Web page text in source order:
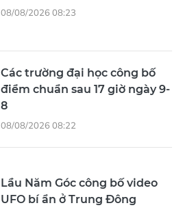
08/08/2026 08:23
Các trường đại học công bố
điểm chuẩn sau 17 giờ ngày 9-
8
08/08/2026 08:22
Lầu Năm Góc công bố video
UFO bí ẩn ở Trung Đông